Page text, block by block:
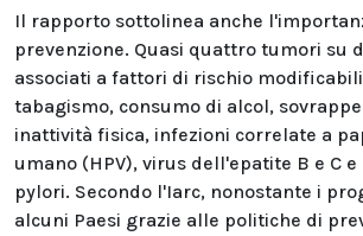
Il rapporto sottolinea anche
prevenzione. Quasi quattro tumori su
associati a fattori di rischio
tabagismo, consumo di alcol,
inattività fisica, infezioni correlate a
umano (HPV), virus dell'epatite B e C
pylori. Secondo l'Iarc, nonostante i
alcuni Paesi grazie alle politiche di